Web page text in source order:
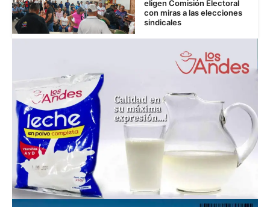
eligen Comisión Electoral
con miras a las elecciones
sindicales